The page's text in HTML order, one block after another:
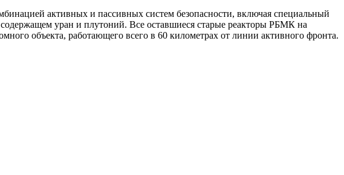
активных и пассивных систем безопасности, включая специальный
уран и плутоний. Все оставшиеся старые реакторы РБМК на
объекта, работающего всего в 60 километрах от линии активного фронта.